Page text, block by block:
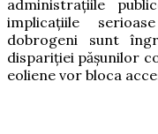
administrațiile
implicațiile
dobrogeni sunt
dispariţiei păşunilor
eoliene vor bloca